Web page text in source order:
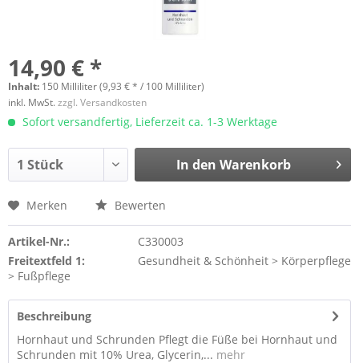
14,90 € *
Inhalt: 150 Milliliter (9,93 € * / 100 Milliliter)
inkl. MwSt.zzgl. Versandkosten
Sofort versandfertig, Lieferzeit ca. 1-3 Werktage
In den Warenkorb
Merken Bewerten
Artikel-Nr.:
C330003
Freitextfeld 1:
Gesundheit & Schönheit > Körperpflege
> Fußpflege
Beschreibung
Hornhaut und Schrunden Pflegt die Füße bei Hornhaut und
Schrunden mit 10% Urea, Glycerin,... mehr